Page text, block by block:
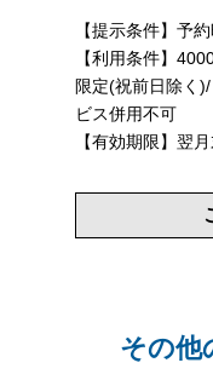
【提示条件】予
【利用条件】
限定(祝前日除く
ビス併用不可
【有効期限】翌
その他